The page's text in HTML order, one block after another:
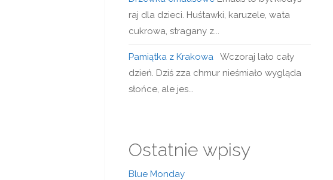
raj dla dzieci. Huśtawki, karuzele, wata
cukrowa, stragany z...
Pamiątka z Krakowa
Wczoraj lało cały
dzień. Dziś zza chmur nieśmiało wygląda
słońce, ale jes...
Ostatnie wpisy
Blue Monday